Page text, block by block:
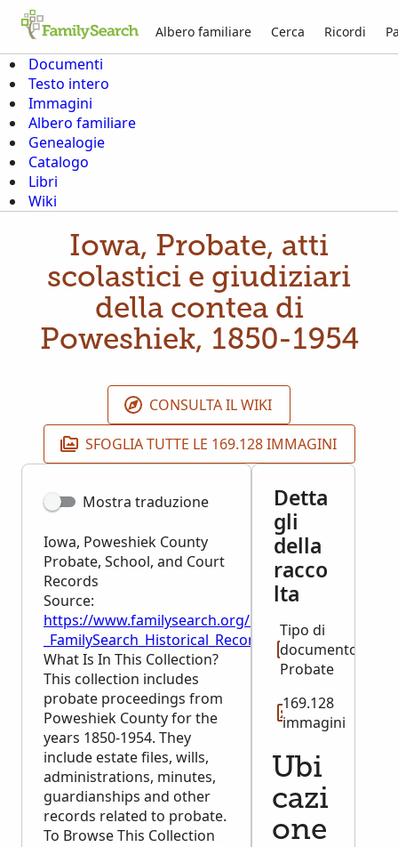
Albero familiare Cerca Ricordi
Documenti
Testo intero
Immagini
Albero familiare
Genealogie
Catalogo
Libri
Wiki
Iowa, Probate, atti
scolastici e giudiziari
della contea di
Poweshiek, 1850-1954
CONSULTA IL WIKI
SFOGLIA TUTTE LE 169.128 IMMAGINI
Mostra traduzione
Iowa, Poweshiek County
Probate, School, and Court
Records
Source:
https://www.familysearch.org/en/wiki/
_FamilySearch_Historical_Records
What Is In This Collection?
This collection includes
probate proceedings from
Poweshiek County for the
years 1850-1954. They
include estate files, wills,
administrations, minutes,
guardianships and other
records related to probate.
To Browse This Collection
Detta
gli
della
racco
lta
Tipo di
documento:
Probate
169.128
immagini
Ubi
cazi
one